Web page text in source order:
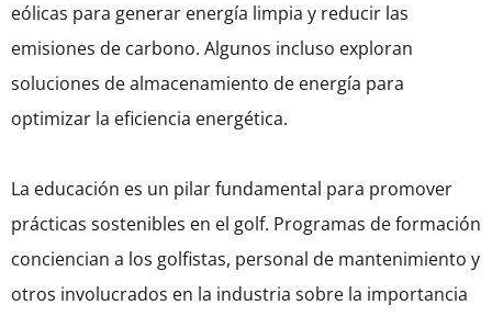
eólicas para generar energía limpia y reducir las
emisiones de carbono. Algunos incluso exploran
soluciones de almacenamiento de energía para
optimizar la eficiencia energética.
La educación es un pilar fundamental para promover
prácticas sostenibles en el golf. Programas de formación
conciencian a los golfistas, personal de mantenimiento y
otros involucrados en la industria sobre la importancia